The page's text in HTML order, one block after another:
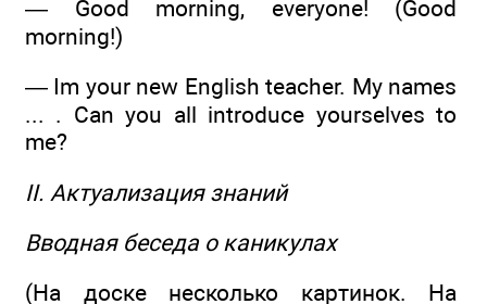
— Good morning, everyone! (Good
morning!)
— Im your new English teacher. My names
... . Can you all introduce yourselves to
me?
II. Актуализация знаний
Вводная беседа о каникулах
(На доске несколько картинок. На